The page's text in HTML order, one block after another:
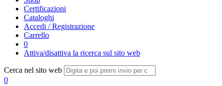
Certificazioni
Cataloghi
Accedi / Registrazione
Carrello
0
Attiva/disattiva la ricerca sul sito web
Cerca nel sito web
0